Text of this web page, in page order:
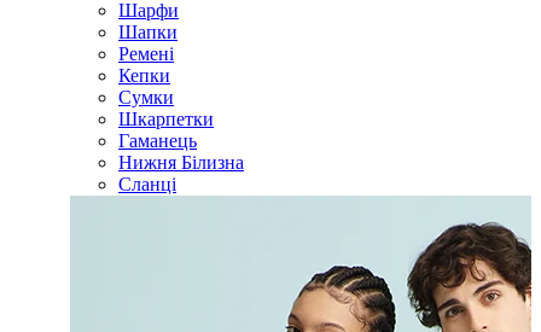
Шарфи
Шапки
Ремені
Кепки
Сумки
Шкарпетки
Гаманець
Нижня Білизна
Сланці